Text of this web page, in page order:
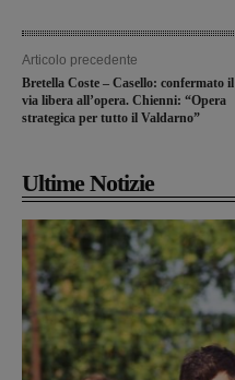
Articolo precedente
Bretella Coste – Casello: confermato il
via libera all’opera. Chienni: “Opera
strategica per tutto il Valdarno”
Ultime Notizie